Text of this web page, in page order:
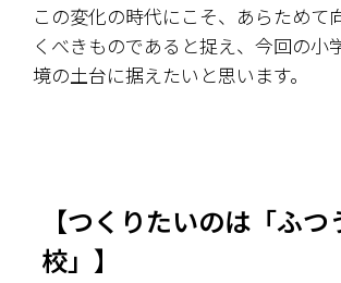
この変化の時代にこそ、あらためて
くべきものであると捉え、今回の小
境の土台に据えたいと思います。
【つくりたいのは「ふつ
校」】